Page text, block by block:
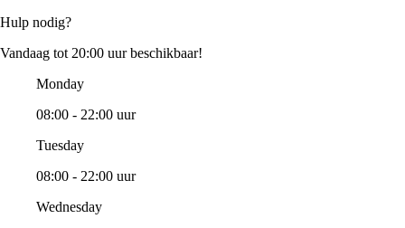
Hulp nodig?
Vandaag tot 20:00 uur beschikbaar!
Monday
08:00 - 22:00 uur
Tuesday
08:00 - 22:00 uur
Wednesday